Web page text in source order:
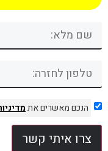
הנכם מאשרים את
צרו איתי קשר